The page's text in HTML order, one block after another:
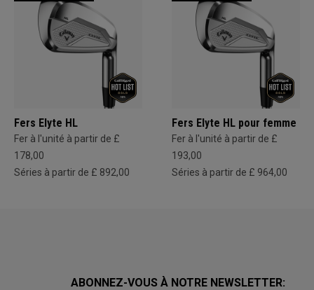
Fers Elyte HL
Fer à l'unité à partir de £
178,00
Séries à partir de £ 892,00
Fers Elyte HL pour femme
Fer à l'unité à partir de £
193,00
Séries à partir de £ 964,00
ABONNEZ-VOUS À NOTRE NEWSLETTER: